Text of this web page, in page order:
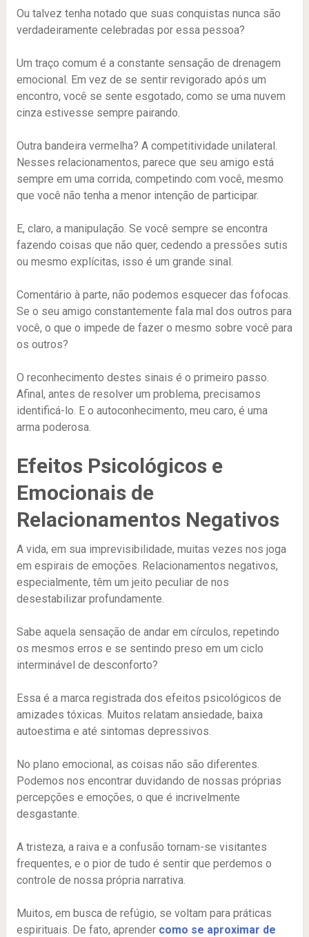
Ou talvez tenha notado que suas conquistas nunca são
verdadeiramente celebradas por essa pessoa?
Um traço comum é a constante sensação de drenagem
emocional. Em vez de se sentir revigorado após um
encontro, você se sente esgotado, como se uma nuvem
cinza estivesse sempre pairando.
Outra bandeira vermelha? A competitividade unilateral.
Nesses relacionamentos, parece que seu amigo está
sempre em uma corrida, competindo com você, mesmo
que você não tenha a menor intenção de participar.
E, claro, a manipulação. Se você sempre se encontra
fazendo coisas que não quer, cedendo a pressões sutis
ou mesmo explícitas, isso é um grande sinal.
Comentário à parte, não podemos esquecer das fofocas.
Se o seu amigo constantemente fala mal dos outros para
você, o que o impede de fazer o mesmo sobre você para
os outros?
O reconhecimento destes sinais é o primeiro passo.
Afinal, antes de resolver um problema, precisamos
identificá-lo. E o autoconhecimento, meu caro, é uma
arma poderosa.
Efeitos Psicológicos e
Emocionais de
Relacionamentos Negativos
A vida, em sua imprevisibilidade, muitas vezes nos joga
em espirais de emoções. Relacionamentos negativos,
especialmente, têm um jeito peculiar de nos
desestabilizar profundamente.
Sabe aquela sensação de andar em círculos, repetindo
os mesmos erros e se sentindo preso em um ciclo
interminável de desconforto?
Essa é a marca registrada dos efeitos psicológicos de
amizades tóxicas. Muitos relatam ansiedade, baixa
autoestima e até sintomas depressivos.
No plano emocional, as coisas não são diferentes.
Podemos nos encontrar duvidando de nossas próprias
percepções e emoções, o que é incrivelmente
desgastante.
A tristeza, a raiva e a confusão tornam-se visitantes
frequentes, e o pior de tudo é sentir que perdemos o
controle de nossa própria narrativa.
Muitos, em busca de refúgio, se voltam para práticas
espirituais. De fato, aprender como se aproximar de